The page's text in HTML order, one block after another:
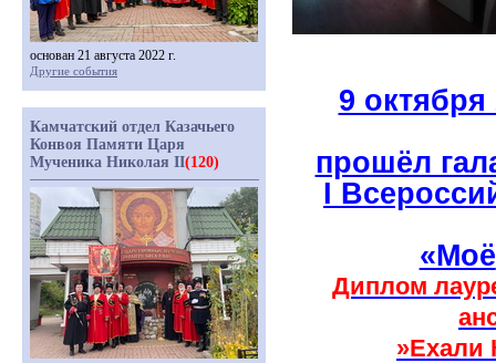
9
прошёл
I
«Моё
Диплом
»Ехали
основан 21 августа 2022 г.
Другие события
Камчатский отдел Казачьего
Конвоя Памяти Царя
Мученика Николая II(120)